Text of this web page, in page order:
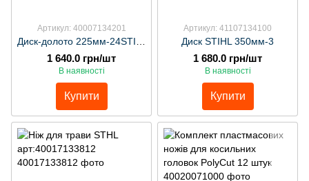
Артикул: 40007134201
1 640.0 грн/шт
В наявності
Купити
Артикул: 41107134100
Диск STIHL 350мм-3
1 680.0 грн/шт
В наявності
Купити